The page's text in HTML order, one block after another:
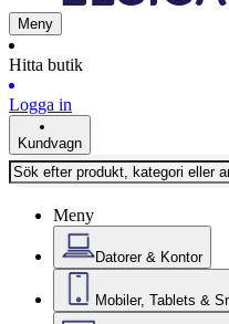
Meny
Hitta butik
Logga in
Kundvagn
Meny
Datorer & Kontor
Mobiler, Tablets &